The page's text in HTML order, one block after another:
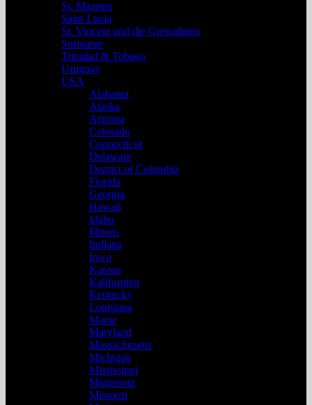
St. Maarten
Saint Lucia
St. Vincent und die Grenadinen
Suriname
Trinidad & Tobago
Uruguay
USA
Alabama
Alaska
Arizona
Colorado
Connecticut
Delaware
District of Columbia
Florida
Georgia
Hawaii
Idaho
Illinois
Indiana
Iowa
Kansas
Kalifornien
Kentucky
Louisiana
Maine
Maryland
Massachusetts
Michigan
Mississippi
Minnesota
Missouri